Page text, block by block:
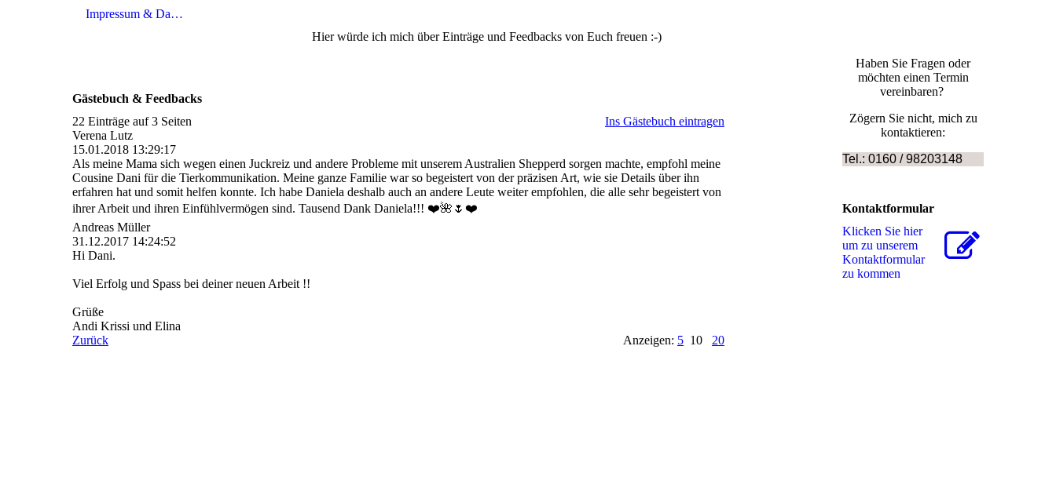
Impressum & Datenschutz
Hier würde ich mich über Einträge und Feedbacks von Euch freuen :-)
Gästebuch & Feedbacks
22 Einträge auf 3 Seiten
Ins Gästebuch eintragen
Verena Lutz
15.01.2018 13:29:17
Als meine Mama sich wegen einen Juckreiz und andere Probleme mit unserem Australien Shepperd sorgen machte, empfohl meine
Cousine Dani für die Tierkommunikation. Meine ganze Familie war so begeistert von der präzisen Art, wie sie Details über ihn
erfahren hat und somit helfen konnte. Ich habe Daniela deshalb auch an andere Leute weiter empfohlen, die alle sehr begeistert von
ihrer Arbeit und ihren Einfühlvermögen sind. Tausend Dank Daniela!!! ❤️🌺🌷❤️
Andreas Müller
31.12.2017 14:24:52
Hi Dani.
Viel Erfolg und Spass bei deiner neuen Arbeit !!
Grüße
Andi Krissi und Elina
Zurück
Anzeigen: 5 10 20
Haben Sie Fragen oder
möchten einen Termin
vereinbaren?
Zögern Sie nicht, mich zu
kontaktieren:
Tel.: 0160 / 98203148
Kontaktformular
Klicken Sie hier
um zu unserem
Kon­takt­for­mu­lar
zu kommen